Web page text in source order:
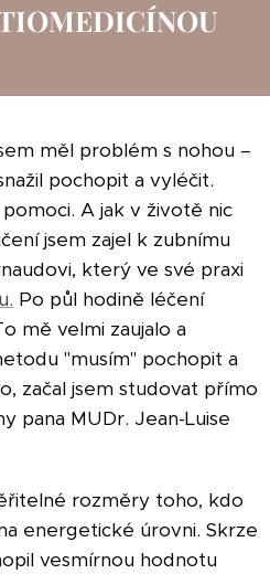
měl problém s nohou –
pochopit a vyléčit.
A jak v životě nic
jsem zajel k zubnímu
který ve své praxi
Po půl hodině léčení
mě velmi zaujalo a
"musím" pochopit a
začal jsem studovat přímo
pana MUDr. Jean-Luise
rozměry toho, kdo
energetické úrovni. Skrze
vesmírnou hodnotu